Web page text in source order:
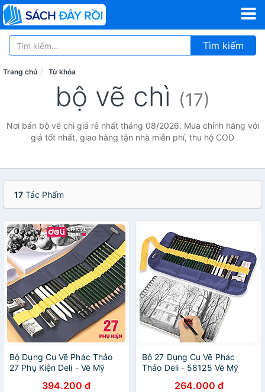
Tìm kiếm
Trang chủ Từ khóa
bộ vẽ chì (17)
Nơi bán bộ vẽ chì giá rẻ nhất tháng 08/2026. Mua chính hãng với
giá tốt nhất, giao hàng tận nhà miễn phí, thu hộ COD
17 Tác Phẩm
Bộ Dụng Cụ Vẽ Phác Thảo
27 Phụ Kiện Deli - Vẽ Mỹ
394.200 đ
Bộ 27 Dụng Cụ Vẽ Phác
Thảo Deli - 58125 Vẽ Mỹ
264.000 đ